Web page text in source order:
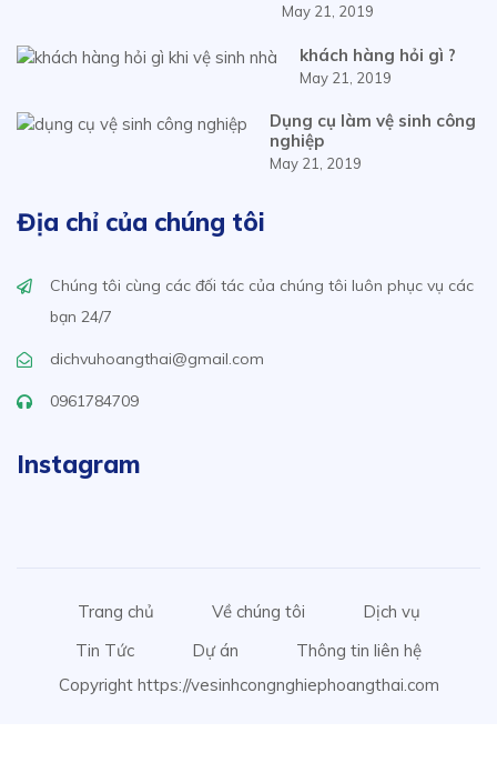
May 21, 2019
khách hàng hỏi gì ?
May 21, 2019
Dụng cụ làm vệ sinh công
nghiệp
May 21, 2019
Địa chỉ của chúng tôi
Chúng tôi cùng các đối tác của chúng tôi luôn phục vụ các
bạn 24/7
dichvuhoangthai@gmail.com
0961784709
Instagram
Trang chủ Về chúng tôi
Dịch vụ
Tin Tức
Dự án
Thông tin liên hệ
Copyright https://vesinhcongnghiephoangthai.com